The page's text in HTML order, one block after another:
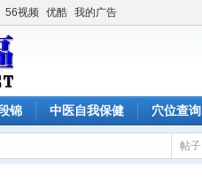
56视频 优酷 我的广告
锦 中医自我保健 穴位查询
帖子